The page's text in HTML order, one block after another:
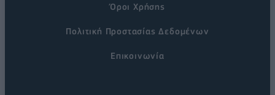
Όροι Χρήσης
Πολιτική Προστασίας Δεδομένων
Επικοινωνία